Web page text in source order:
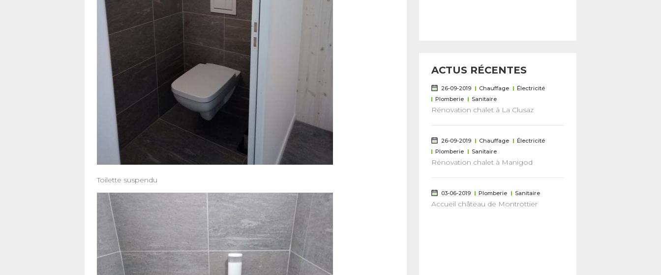
Toilette suspendu
ACTUS RÉCENTES
26-09-2019 Chauffage
Électricité
Plomberie
Sanitaire
Rénovation chalet à La Clusaz
26-09-2019 Chauffage
Électricité
Plomberie
Sanitaire
Rénovation chalet à Manigod
03-06-2019 Plomberie Sanitaire
Accueil château de Montrottier